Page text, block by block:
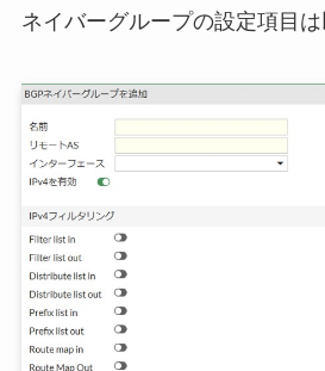
ネイバーグループの設定項目は